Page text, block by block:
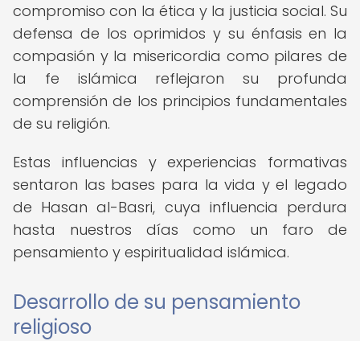
compromiso con la ética y la justicia social. Su
defensa de los oprimidos y su énfasis en la
compasión y la misericordia como pilares de
la fe islámica reflejaron su profunda
comprensión de los principios fundamentales
de su religión.
Estas influencias y experiencias formativas
sentaron las bases para la vida y el legado
de Hasan al-Basri, cuya influencia perdura
hasta nuestros días como un faro de
pensamiento y espiritualidad islámica.
Desarrollo de su pensamiento
religioso